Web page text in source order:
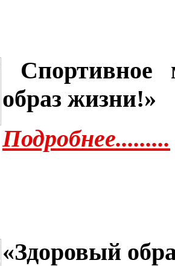
Спортивное
образ жизни!»
Подробнее.........
«Здоровый